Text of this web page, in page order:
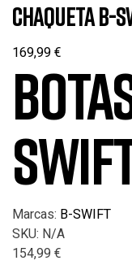
CHAQUETA B-
169,99€
Marcas: B-SWIFT
SKU: N/A
154,99 €